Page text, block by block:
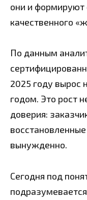
они и формируют
качественного
По данным
2025 году вырос
годом. Это рост
доверия:
вынужденно.
Сегодня под